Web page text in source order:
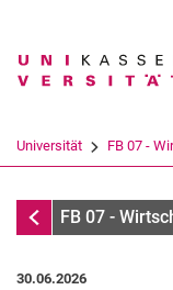
Suchbegriff
Universität FB 07 -
InfothekFB 07 -
30.06.2026